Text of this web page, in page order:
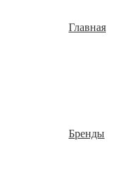
Главная
Бренды